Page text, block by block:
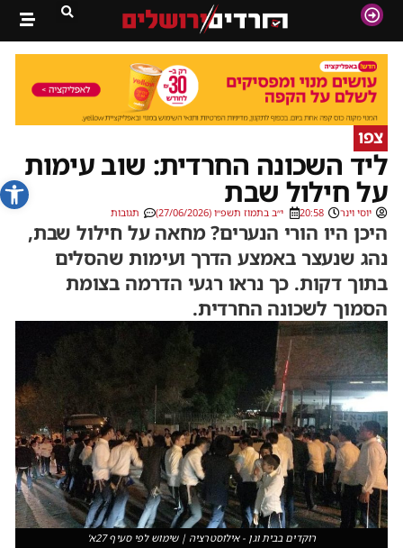
פתח
צפו
ליד השכונה החרדית: שוב עימות
על חילול שבת
יוסי וינר 20:58 י״ב בתמוז תשפ״ו (27/06/2026) תגובות
היכן היו הורי הנערים? מחאה על חילול שבת,
נהג שנעצר באמצע הדרך ועימות שהסלים
בתוך דקות. כך נראו רגעי הדרמה בצומת
הסמוך לשכונה החרדית.
רוקדים בבית וגן - אילוסטרציה | שימוש לפי סעיף 27א'